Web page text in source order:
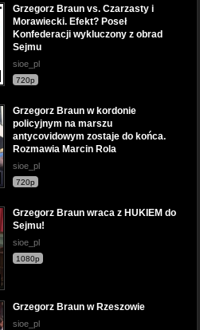
Grzegorz Braun vs. Czarzasty i
Morawiecki. Efekt? Poseł
Konfederacji wykluczony z obrad
Sejmu
sioe_pl
720p
Grzegorz Braun w kordonie
policyjnym na marszu
antycovidowym zostaje do końca.
Rozmawia Marcin Rola
sioe_pl
720p
Grzegorz Braun wraca z HUKIEM do
Sejmu!
sioe_pl
1080p
Grzegorz Braun w Rzeszowie
sioe_pl